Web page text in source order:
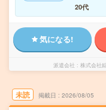
20代
気になる!
派遣会社 株式会社
未読 掲載日 2026/08/05